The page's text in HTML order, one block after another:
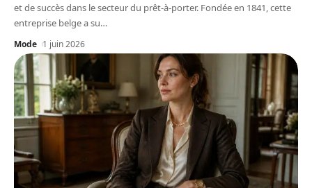
et de succès dans le secteur du prêt-à-porter. Fondée en 1841, cette
entreprise belge a su…
Mode 1 juin 2026